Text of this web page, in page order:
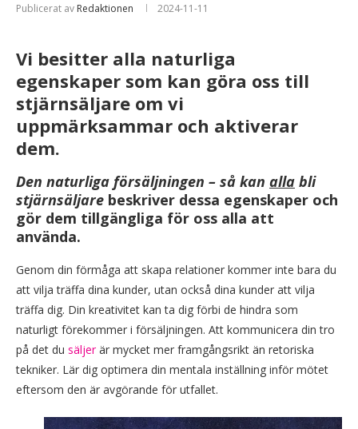
Publicerat av Redaktionen 2024-11-11
Vi besitter alla naturliga
egenskaper som kan göra oss till
stjärnsäljare om vi
uppmärksammar och aktiverar
dem.
Den naturliga försäljningen – så kan alla bli
stjärnsäljare beskriver dessa egenskaper och
gör dem tillgängliga för oss alla att
använda.
Genom din förmåga att skapa relationer kommer inte bara du
att vilja träffa dina kunder, utan också dina kunder att vilja
träffa dig. Din kreativitet kan ta dig förbi de hindra som
naturligt förekommer i försäljningen. Att kommunicera din tro
på det du säljerär mycket mer framgångsrikt än retoriska
tekniker. Lär dig optimera din mentala inställning inför mötet
eftersom den är avgörande för utfallet.